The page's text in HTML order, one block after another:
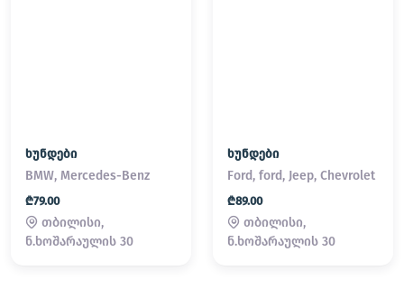
ხუნდები
BMW, Mercedes-Benz
₾79.00
თბილისი,
ნ.ხოშარაულის 30
ხუნდები
Ford, ford, Jeep, Chevrolet
₾89.00
თბილისი,
ნ.ხოშარაულის 30